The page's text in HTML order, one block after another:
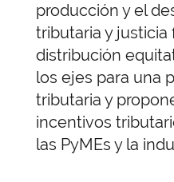
producción y el
tributaria y justicia
distribución
los ejes para una
tributaria y
incentivos
las PyMEs y la